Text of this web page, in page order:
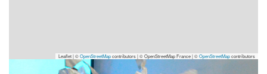
Leaflet | ©OpenStreetMapcontributors|© OpenStreetMap France | ©OpenStreetMapcontributors